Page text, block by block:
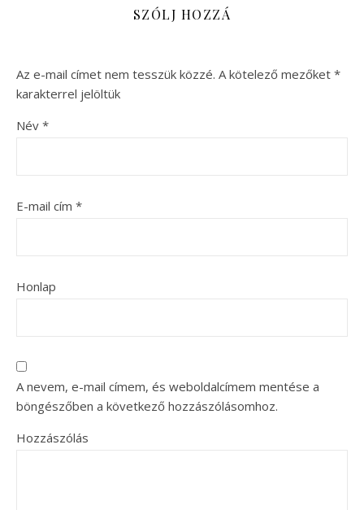
SZÓLJ HOZZÁ
Az e-mail címet nem tesszük közzé. A kötelező mezőket *
karakterrel jelöltük
Név *
E-mail cím *
Honlap
A nevem, e-mail címem, és weboldalcímem mentése a
böngészőben a következő hozzászólásomhoz.
Hozzászólás